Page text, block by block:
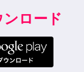
ロード